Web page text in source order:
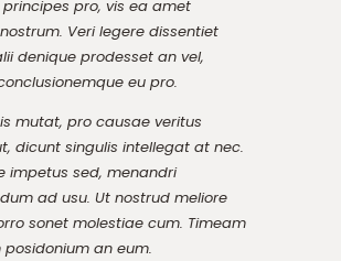
pro, vis ea amet
Veri legere dissentiet
denique prodesset an vel,
eu pro.
mutat, pro causae veritus
dicunt singulis intellegat at nec.
impetus sed, menandri
ad usu. Ut nostrud meliore
sonet molestiae cum. Timeam
an eum.